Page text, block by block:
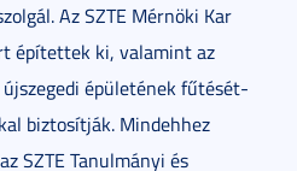
Az SZTE Mérnöki Kar
építettek ki, valamint az
épületének fűtését-
biztosítják. Mindehhez
SZTE Tanulmányi és